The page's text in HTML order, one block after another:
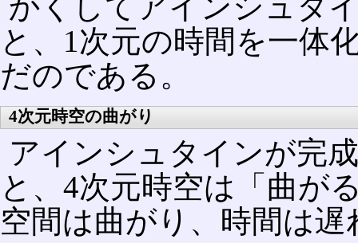
かくしてアインシュタ
と、1次元の時間を一体
だのである。
4次元時空の曲がり
アインシュタインが完
と、4次元時空は「曲が
空間は曲がり、時間は遅